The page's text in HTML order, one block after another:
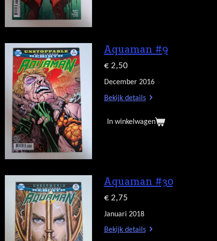
Aquaman #9
€ 2,50
December 2016
Bekijk details
In winkelwagen
Aquaman #30
€ 2,75
Januari 2018
Bekijk details